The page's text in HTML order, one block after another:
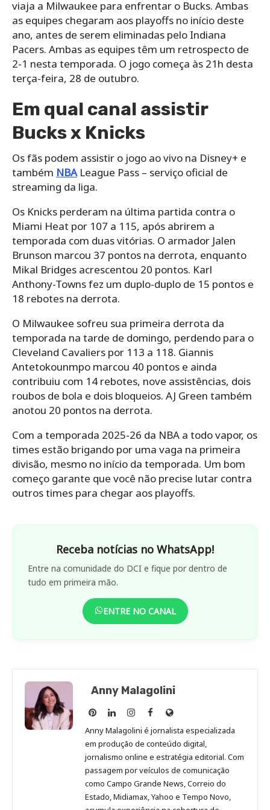
viaja a Milwaukee para enfrentar o Bucks. Ambas
as equipes chegaram aos playoffs no início deste
ano, antes de serem eliminadas pelo Indiana
Pacers. Ambas as equipes têm um retrospecto de
2-1 nesta temporada. O jogo começa às 21h desta
terça-feira, 28 de outubro.
Em qual canal assistir
Bucks x Knicks
Os fãs podem assistir o jogo ao vivo na Disney+ e
também NBALeague Pass – serviço oficial de
streaming da liga.
Os Knicks perderam na última partida contra o
Miami Heat por 107 a 115, após abrirem a
temporada com duas vitórias. O armador Jalen
Brunson marcou 37 pontos na derrota, enquanto
Mikal Bridges acrescentou 20 pontos. Karl
Anthony-Towns fez um duplo-duplo de 15 pontos e
18 rebotes na derrota.
O Milwaukee sofreu sua primeira derrota da
temporada na tarde de domingo, perdendo para o
Cleveland Cavaliers por 113 a 118. Giannis
Antetokounmpo marcou 40 pontos e ainda
contribuiu com 14 rebotes, nove assistências, dois
roubos de bola e dois bloqueios. AJ Green também
anotou 20 pontos na derrota.
Com a temporada 2025-26 da NBA a todo vapor, os
times estão brigando por uma vaga na primeira
divisão, mesmo no início da temporada. Um bom
começo garante que você não precise lutar contra
outros times para chegar aos playoffs.
Receba notícias no WhatsApp!
Entre na comunidade do DCI e fique por dentro de
tudo em primeira mão.
ENTRE NO CANAL
Anny Malagolini
Anny
Malagolini
no
Pinterest
Anny
Malagolini
no
LinkedIn
Anny
Malagolini
no
Instagram
Anny
Malagolini
no
Facebook
Site
de
Anny
Malagolini
Anny Malagolini é jornalista especializada
em produção de conteúdo digital,
jornalismo online e estratégia editorial. Com
passagem por veículos de comunicação
como Campo Grande News, Correio do
Estado, Midiamax, Yahoo e Tempo Novo,